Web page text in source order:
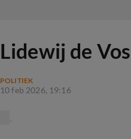
Lidewij de
POLITIEK
10 feb 2026, 19:16